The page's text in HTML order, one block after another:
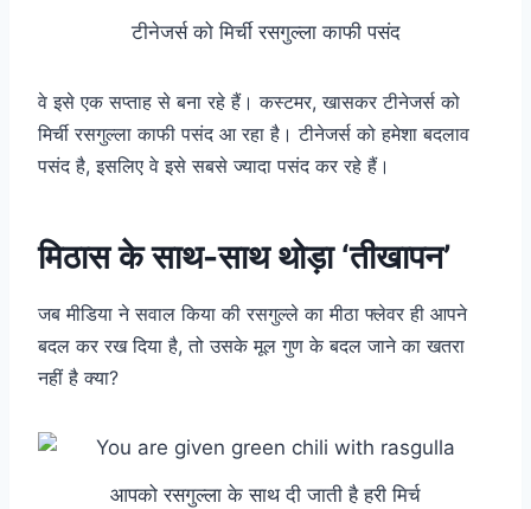
टीनेजर्स को मिर्ची रसगुल्ला काफी पसंद
वे इसे एक सप्ताह से बना रहे हैं। कस्टमर, खासकर टीनेजर्स को
मिर्ची रसगुल्ला काफी पसंद आ रहा है। टीनेजर्स को हमेशा बदलाव
पसंद है, इसलिए वे इसे सबसे ज्यादा पसंद कर रहे हैं।
मिठास के साथ-साथ थोड़ा ‘तीखापन’
जब मीडिया ने सवाल किया की रसगुल्ले का मीठा फ्लेवर ही आपने
बदल कर रख दिया है, तो उसके मूल गुण के बदल जाने का खतरा
नहीं है क्या?
आपको रसगुल्ला के साथ दी जाती है हरी मिर्च